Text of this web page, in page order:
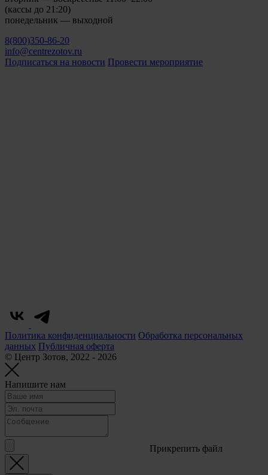
(кассы до 21:20)
понедельник — выходной
8(800)350-86-20
info@centrezotov.ru
Подписаться на новости Провести мероприятие
Политика конфиденциальности Обработка персональных
данных Публичная оферта
© Центр Зотов, 2022 - 2026
Напишите нам
Прикрепить файл